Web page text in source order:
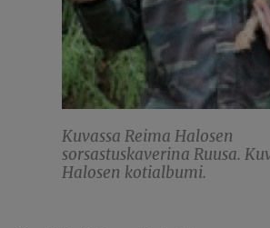
Kuvassa Reima Halosen
sorsastuskaverina Ruusa.
Halosen kotialbumi.